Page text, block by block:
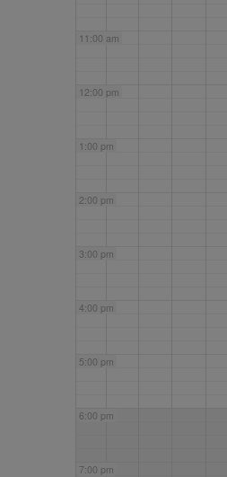
11:00 am
12:00 pm
1:00 pm
2:00 pm
3:00 pm
4:00 pm
5:00 pm
6:00 pm
7:00 pm